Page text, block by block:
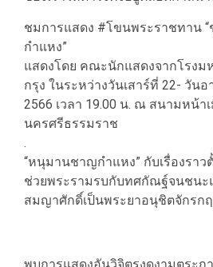
ชมการแสดง #โขนพระราชทาน
กำแหง”
แสดงโดย คณะนักแสดงจากโรงม
กรุง ในระหว่างวันเสาร์ที่ 22- วัน
2566 เวลา 19.00 น. ณ สนามหน้า
นครศรีธรรมราช
.
“หนุมานชาญกำแหง” กับเรื่องรา
ช่วยพระรามรบกับทศกัณฐ์จนชนะ
สมญาศักดิ์เป็นพระยาอนุชิตจักรก